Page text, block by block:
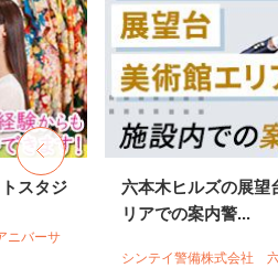
スタジ
ニバーサ
六本木ヒルズの展望
リアでの案内警...
シンテイ警備株式会社